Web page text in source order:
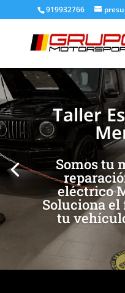
919932766
Taller
Somos tu
eléctrico
Soluciona
tu
[/et_pb_slide] [/et_pb_slide]